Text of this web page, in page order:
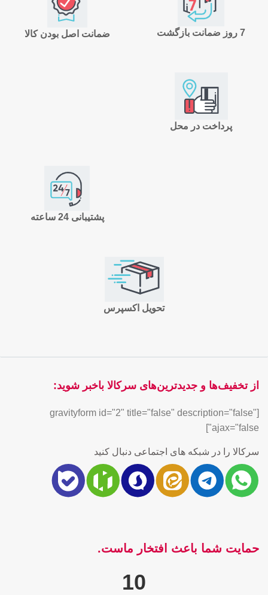
ضمانت اصل بودن کالا 7 روز ضمانت بازگشت
پرداخت در محل
پشتیبانی 24 ساعته
تحویل اکسپرس
از تخفیف‌ها و جدیدترین‌های سرکالا باخبر شوید:
[gravityform id="2" title="false" description="false"
ajax="false"]
سرکالا را در شبکه های اجتماعی دنبال کنید
حمایت شما باعث افتخار ماست.
10